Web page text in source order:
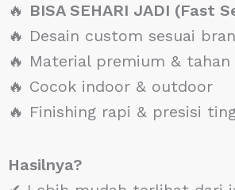
🔥 BISA SEHARI JADI (Fast
🔥 Desain custom sesuai
🔥 Material premium & tahan
🔥 Cocok indoor & outdoor
🔥 Finishing rapi & presisi
Hasilnya?